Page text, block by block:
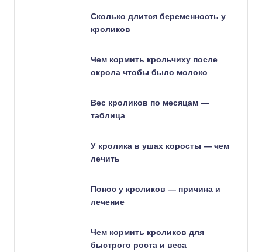
Сколько длится беременность у
кроликов
Чем кормить крольчиху после
окрола чтобы было молоко
Вес кроликов по месяцам —
таблица
У кролика в ушах коросты — чем
лечить
Понос у кроликов — причина и
лечение
Чем кормить кроликов для
быстрого роста и веса